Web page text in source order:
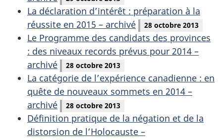
La déclaration d’intérêt : préparation à la
réussite en 2015 – archivé
28 octobre 2013
Le Programme des candidats des provinces
: des niveaux records prévus pour 2014 –
archivé
28 octobre 2013
La catégorie de l’expérience canadienne : en
quête de nouveaux sommets en 2014 –
archivé
28 octobre 2013
Définition pratique de la négation et de la
distorsion de l’Holocauste –